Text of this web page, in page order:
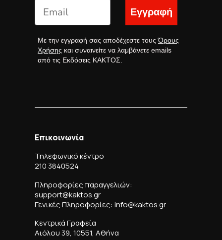
Εγγραφή
Με την εγγραφή σας αποδέχεστε τουςΌρους
Χρήσης και συναινείτε να λαμβάνετε emails
από τις Εκδόσεις ΚΑΚΤΟΣ.
Επικοινωνία
Τηλεφωνικό κέντρο
210 3840524
Πληροφορίες παραγγελιών:
support@kaktos.gr
Γενικές Πληροφορίες: info@kaktos.gr
Κεντρικά Γραφεία
Αιόλου 39, 10551, Αθήνα